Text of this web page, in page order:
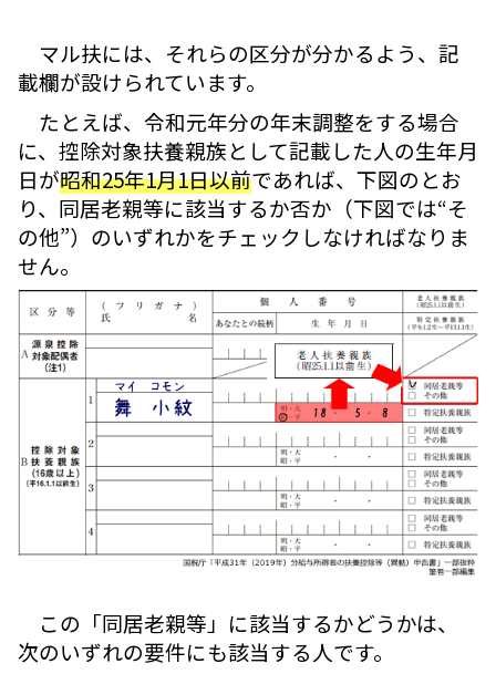
マル扶には、それらの区分が分かるよう、記
載欄が設けられています。
たとえば、令和元年分の年末調整をする場合
に、控除対象扶養親族として記載した人の生年月
日が昭和25年1月1日以前であれば、下図のとお
り、同居老親等に該当するか否か（下図では“そ
の他”）のいずれかをチェックしなければなりま
せん。
この「同居老親等」に該当するかどうかは、
次のいずれの要件にも該当する人です。